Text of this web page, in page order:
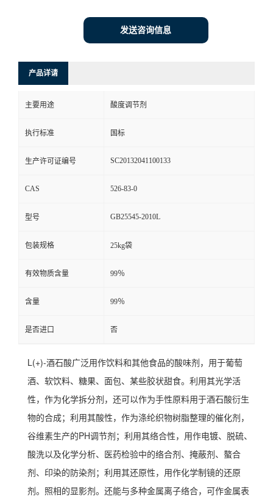
发送咨询信息
产品详请
主要用途 酸度调节剂
执行标准 国标
生产许可证编号 SC20132041100133
CAS 526-83-0
型号 GB25545-2010L
包装规格 25kg袋
有效物质含量 99％
含量 99％
是否进口 否
L(+)-酒石酸广泛用作饮料和其他食品的酸味剂，用于葡萄
酒、软饮料、糖果、面包、某些胶状甜食。利用其光学活
性，作为化学拆分剂，还可以作为手性原料用于酒石酸衍生
物的合成；利用其酸性，作为涤纶织物树脂整理的催化剂，
谷维素生产的PH调节剂；利用其络合性，用作电镀、脱硫、
酸洗以及化学分析、医药检验中的络合剂、掩蔽剂、螯合
剂、印染的防染剂；利用其还原性，用作化学制镜的还原
剂。照相的显影剂。还能与多种金属离子络合，可作金属表